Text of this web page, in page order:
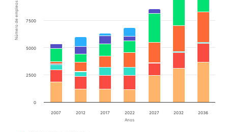
Anos
Número de empleos
2007 2012 2017 2022 2027 2032 2036
0
2500
5000
7500